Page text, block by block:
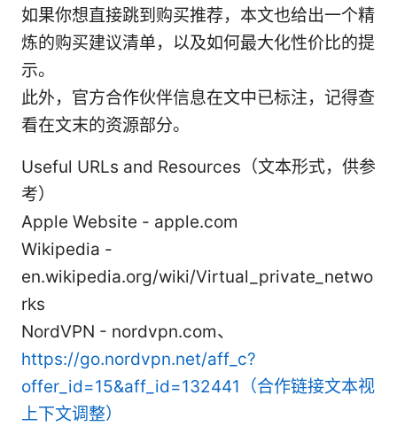
如果你想直接跳到购买推荐，本文也给出一个精
炼的购买建议清单，以及如何最大化性价比的提
示。
此外，官方合作伙伴信息在文中已标注，记得查
看在文末的资源部分。
Useful URLs and Resources（文本形式，供参
考）
Apple Website - apple.com
Wikipedia -
en.wikipedia.org/wiki/Virtual_private_netwo
rks
NordVPN - nordvpn.com、
https://go.nordvpn.net/aff_c?
offer_id=15&aff_id=132441（合作链接文本视
上下文调整）